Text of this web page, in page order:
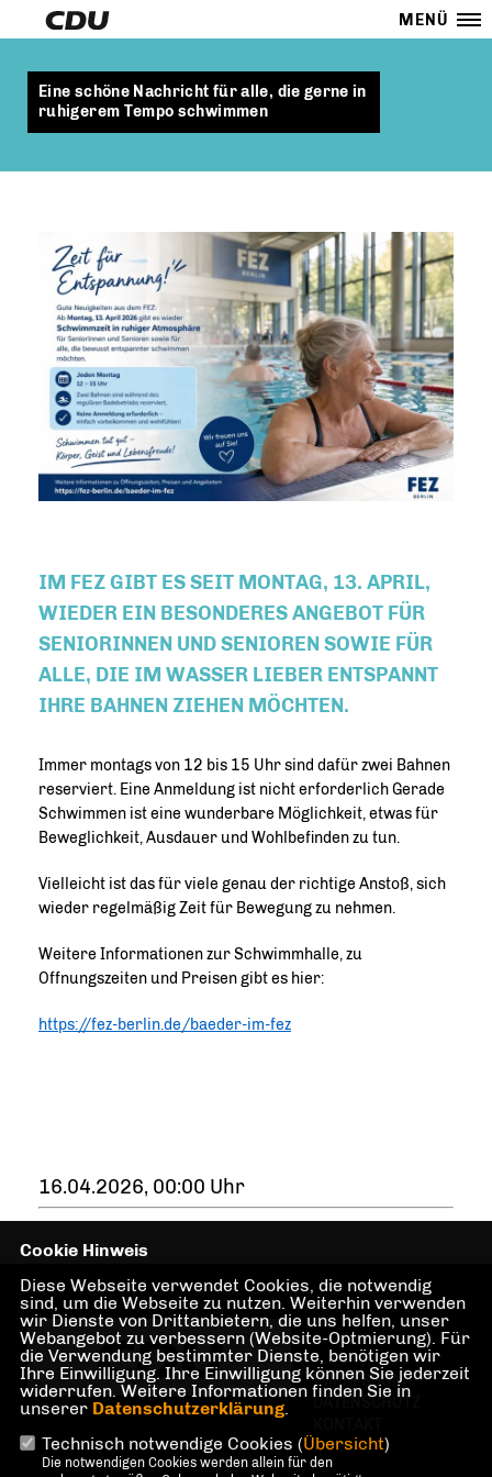
MENÜ
Eine schöne Nachricht für alle, die gerne in
ruhigerem Tempo schwimmen
IM FEZ GIBT ES SEIT MONTAG, 13. APRIL,
WIEDER EIN BESONDERES ANGEBOT FÜR
SENIORINNEN UND SENIOREN SOWIE FÜR
ALLE, DIE IM WASSER LIEBER ENTSPANNT
IHRE BAHNEN ZIEHEN MÖCHTEN.
Immer montags von 12 bis 15 Uhr sind dafür zwei Bahnen
reserviert. Eine Anmeldung ist nicht erforderlich Gerade
Schwimmen ist eine wunderbare Möglichkeit, etwas für
Beweglichkeit, Ausdauer und Wohlbefinden zu tun.
Vielleicht ist das für viele genau der richtige Anstoß, sich
wieder regelmäßig Zeit für Bewegung zu nehmen.
Weitere Informationen zur Schwimmhalle, zu
Offnungszeiten und Preisen gibt es hier:
https://fez-berlin.de/baeder-im-fez
16.04.2026, 00:00 Uhr
IMPRESSUM
DATENSCHUTZ
Cookie Hinweis
Diese Webseite verwendet Cookies, die notwendig
sind, um die Webseite zu nutzen. Weiterhin verwenden
wir Dienste von Drittanbietern, die uns helfen, unser
Webangebot zu verbessern (Website-Optmierung). Für
die Verwendung bestimmter Dienste, benötigen wir
Ihre Einwilligung. Ihre Einwilligung können Sie jederzeit
widerrufen. Weitere Informationen finden Sie in
unserer Datenschutzerklärung.
Technisch notwendige Cookies (Übersicht)
Die notwendigen Cookies werden allein für den